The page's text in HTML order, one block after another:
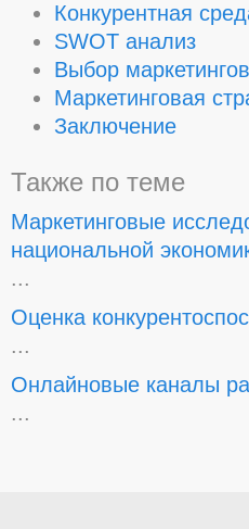
Конкурентная
SWOT анализ
Выбор
Маркетинговая
Заключение
Также по теме
Маркетинговые
национальной
...
Оценка
...
Онлайновые каналы
...